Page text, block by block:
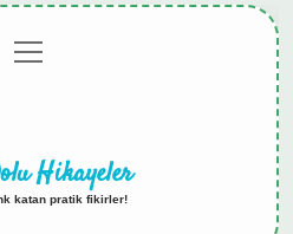
menüyü
aç
Hikayeler
katan pratik fikirler!